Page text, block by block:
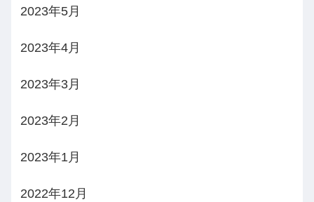
2023年5月
2023年4月
2023年3月
2023年2月
2023年1月
2022年12月